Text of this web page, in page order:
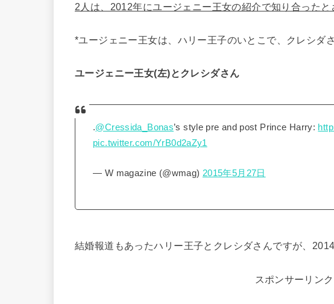
2人は、2012年にユージェニー王女の紹介で知り合ったと
*ユージェニー王女は、ハリー王子のいとこで、クレシダ
ユージェニー王女(左)とクレシダさん
.@Cressida_Bonas’s style pre and post Prince Harry:
pic.twitter.com/YrB0d2aZy1
— W magazine (@wmag) 2015年5月27日
結婚報道もあったハリー王子とクレシダさんですが、
スポンサーリンク